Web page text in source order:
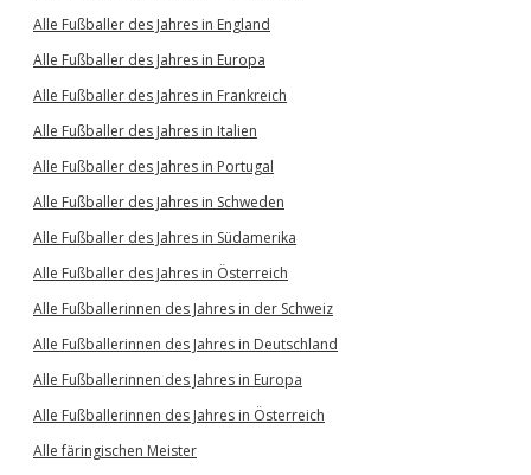
Alle Fußballer des Jahres in England
Alle Fußballer des Jahres in Europa
Alle Fußballer des Jahres in Frankreich
Alle Fußballer des Jahres in Italien
Alle Fußballer des Jahres in Portugal
Alle Fußballer des Jahres in Schweden
Alle Fußballer des Jahres in Südamerika
Alle Fußballer des Jahres in Österreich
Alle Fußballerinnen des Jahres in der Schweiz
Alle Fußballerinnen des Jahres in Deutschland
Alle Fußballerinnen des Jahres in Europa
Alle Fußballerinnen des Jahres in Österreich
Alle färingischen Meister